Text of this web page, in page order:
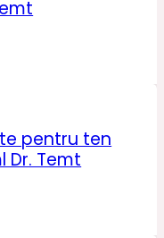
pentru ten
Dr. Temt